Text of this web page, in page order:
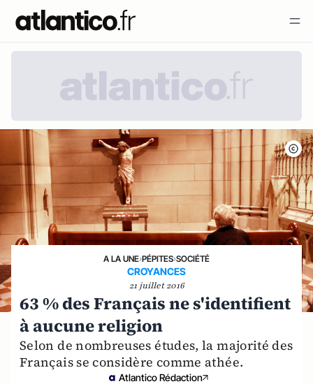
A LA UNE›PÉPITES›SOCIÉTÉ
CROYANCES
21 juillet 2016
63 % des Français ne s'identifient
à aucune religion
Selon de nombreuses études, la majorité des
Français se considère comme athée.
Atlantico Rédaction